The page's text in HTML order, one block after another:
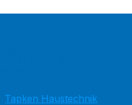
Tapken Haustechnik